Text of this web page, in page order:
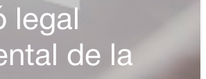
legal
de la